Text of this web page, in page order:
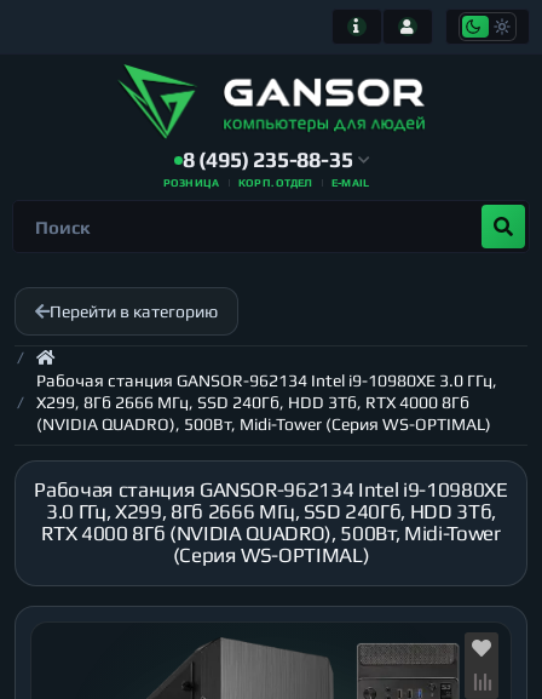
8 (495) 235-88-35
РОЗНИЦА КОРП. ОТДЕЛ E-MAIL
Перейти в категорию
Рабочая станция GANSOR-962134 Intel i9-10980XE 3.0 ГГц,
X299, 8Гб 2666 МГц, SSD 240Гб, HDD 3Тб, RTX 4000 8Гб
(NVIDIA QUADRO), 500Вт, Midi-Tower (Серия WS-OPTIMAL)
Рабочая станция GANSOR-962134 Intel i9-10980XE
3.0 ГГц, X299, 8Гб 2666 МГц, SSD 240Гб, HDD 3Тб,
RTX 4000 8Гб (NVIDIA QUADRO), 500Вт, Midi-Tower
(Серия WS-OPTIMAL)